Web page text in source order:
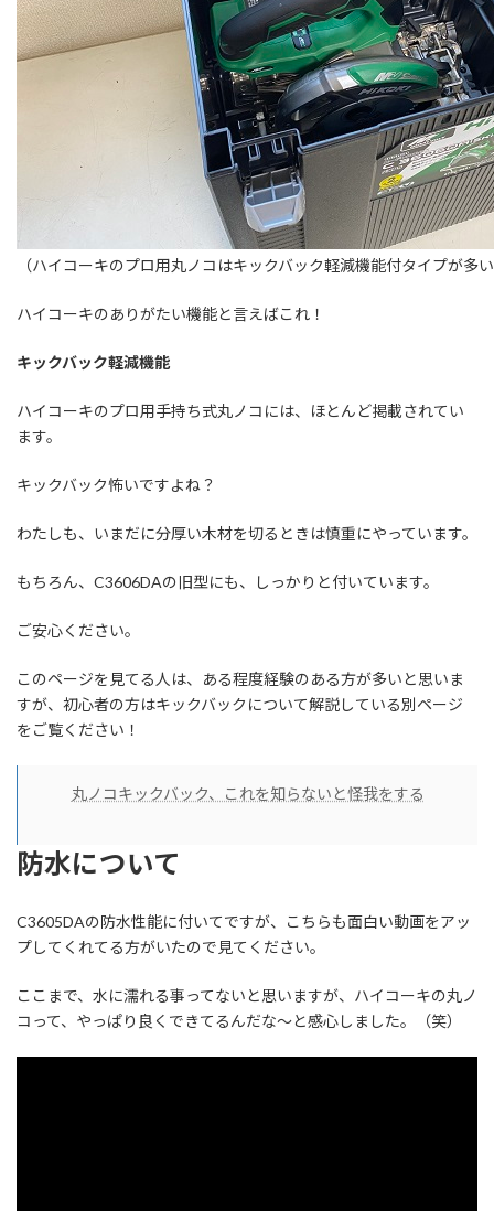
（ハイコーキのプロ用丸ノコはキックバック軽減機能付タイプが多
ハイコーキのありがたい機能と言えばこれ！
キックバック軽減機能
ハイコーキのプロ用手持ち式丸ノコには、ほとんど掲載されてい
ます。
キックバック怖いですよね？
わたしも、いまだに分厚い木材を切るときは慎重にやっています。
もちろん、C3606DAの旧型にも、しっかりと付いています。
ご安心ください。
このページを見てる人は、ある程度経験のある方が多いと思いま
すが、初心者の方はキックバックについて解説している別ページ
をご覧ください！
丸ノコキックバック、これを知らないと怪我をする
防水について
C3605DAの防水性能に付いてですが、こちらも面白い動画をアッ
プしてくれてる方がいたので見てください。
ここまで、水に濡れる事ってないと思いますが、ハイコーキの丸ノ
コって、やっぱり良くできてるんだな～と感心しました。（笑）